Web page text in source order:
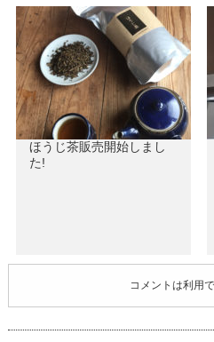
ほうじ茶販売開始しまし
た!
コメントは利用